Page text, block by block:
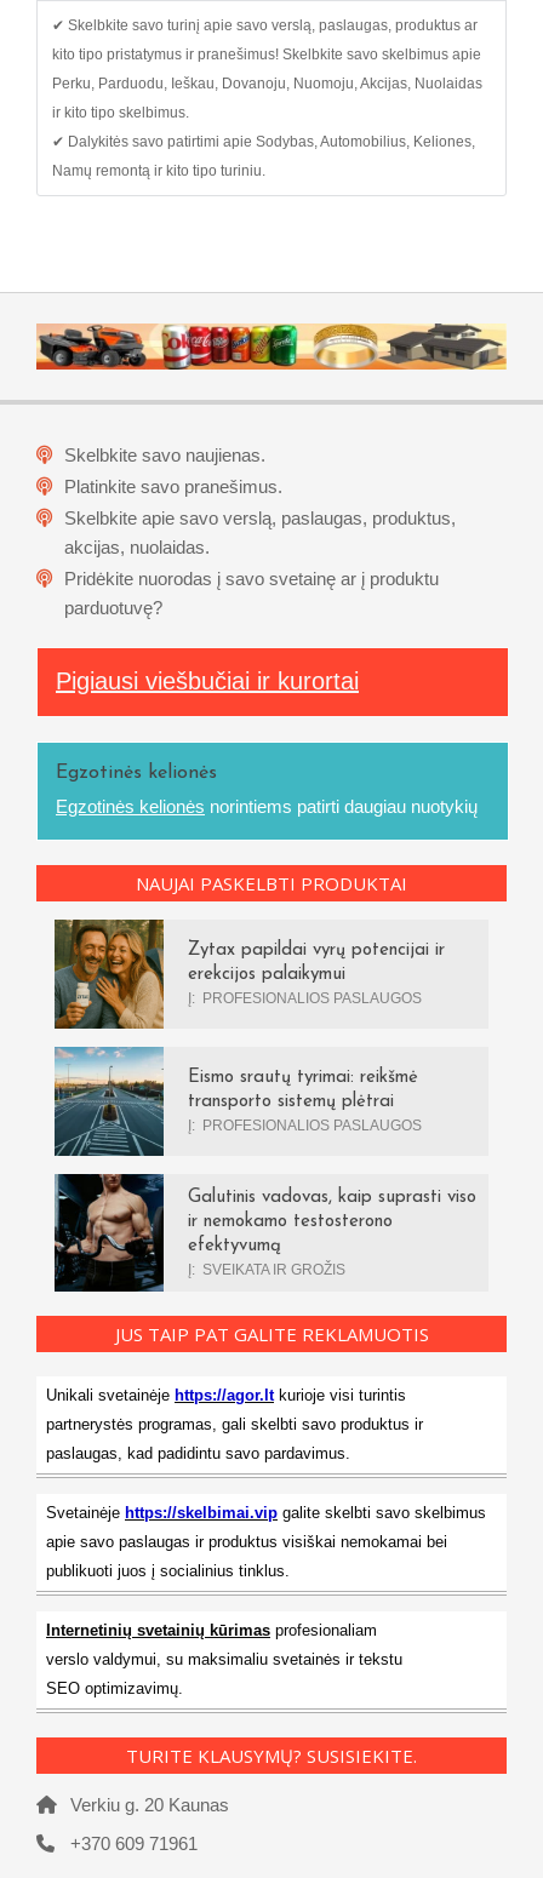
✔ Skelbkite savo turinį apie savo verslą, paslaugas, produktus ar
kito tipo pristatymus ir pranešimus! Skelbkite savo skelbimus apie
Perku, Parduodu, Ieškau, Dovanoju, Nuomoju, Akcijas, Nuolaidas
ir kito tipo skelbimus.
✔ Dalykitės savo patirtimi apie Sodybas, Automobilius, Keliones,
Namų remontą ir kito tipo turiniu.
Skelbkite savo naujienas.
Platinkite savo pranešimus.
Skelbkite apie savo verslą, paslaugas, produktus,
akcijas, nuolaidas.
Pridėkite nuorodas į savo svetainę ar į produktu
parduotuvę?
Pigiausi viešbučiai ir kurortai
Egzotinės kelionės
Egzotinės kelionės norintiems patirti daugiau nuotykių
NAUJAI PASKELBTI PRODUKTAI
Zytax papildai vyrų potencijai ir
erekcijos palaikymui
Į: PROFESIONALIOS PASLAUGOS
Eismo srautų tyrimai: reikšmė
transporto sistemų plėtrai
Į: PROFESIONALIOS PASLAUGOS
Galutinis vadovas, kaip suprasti viso
ir nemokamo testosterono
efektyvumą
Į: SVEIKATA IR GROŽIS
JUS TAIP PAT GALITE REKLAMUOTIS
Unikali svetainėje https://agor.ltkurioje visi turintis
partnerystės programas, gali skelbti savo produktus ir
paslaugas, kad padidintu savo pardavimus.
Svetainėje https://skelbimai.vip galite skelbti savo skelbimus
apie savo paslaugas ir produktus visiškai nemokamai bei
publikuoti juos į socialinius tinklus.
Internetinių svetainių kūrimas profesionaliam
verslo valdymui, su maksimaliu svetainės ir tekstu
SEO optimizavimų.
TURITE KLAUSYMŲ? SUSISIEKITE.
Verkiu g. 20 Kaunas
+370 609 71961